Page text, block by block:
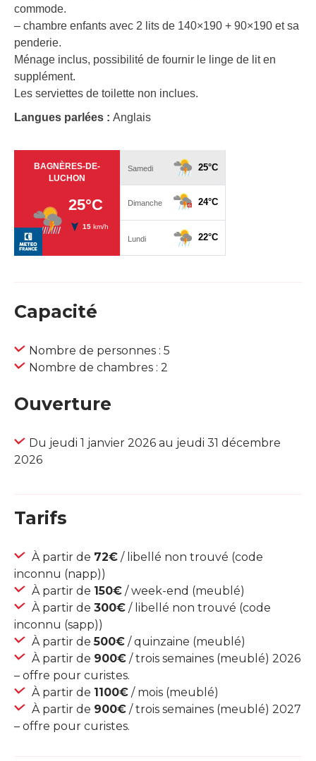
commode.
– chambre enfants avec 2 lits de 140×190 + 90×190 et sa
penderie.
Ménage inclus, possibilité de fournir le linge de lit en
supplément.
Les serviettes de toilette non inclues.
Langues parlées : Anglais
Capacité
Nombre de personnes : 5
Nombre de chambres : 2
Ouverture
Du jeudi 1 janvier 2026 au jeudi 31 décembre
2026
Tarifs
À partir de 72€ / libellé non trouvé (code
inconnu (napp))
À partir de 150€ / week-end (meublé)
À partir de 300€ / libellé non trouvé (code
inconnu (sapp))
À partir de500€ / quinzaine (meublé)
À partir de 900€ / trois semaines (meublé) 2026
– offre pour curistes.
À partir de 1100€ / mois (meublé)
À partir de 900€ / trois semaines (meublé) 2027
– offre pour curistes.